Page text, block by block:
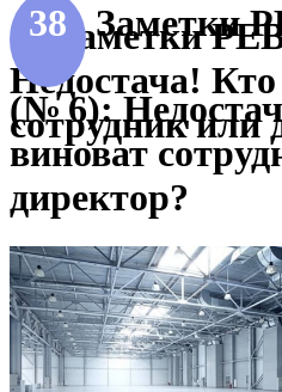
38 Заметки
Недостача!
сотрудник или
38 Заметки
(№ 6):
виноват
директор?